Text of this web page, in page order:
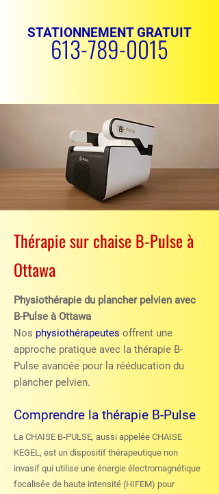
STATIONNEMENT GRATUIT
613-789-0015
PRENDRE RENDEZ-VOUS
Thérapie sur chaise B-Pulse à
Ottawa
Physiothérapie du plancher pelvien avec
B-Pulse à Ottawa
Nos physiothérapeutes offrent une
approche pratique avec la thérapie B-
Pulse avancée pour la rééducation du
plancher pelvien.
Comprendre la thérapie B-Pulse
La CHAISE B-PULSE, aussi appelée CHAISE
KEGEL, est un dispositif thérapeutique non
invasif qui utilise une énergie électromagnétique
focalisée de haute intensité (HIFEM) pour